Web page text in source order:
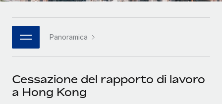
Panoramica
Cessazione del rapporto di lavoro
a Hong Kong